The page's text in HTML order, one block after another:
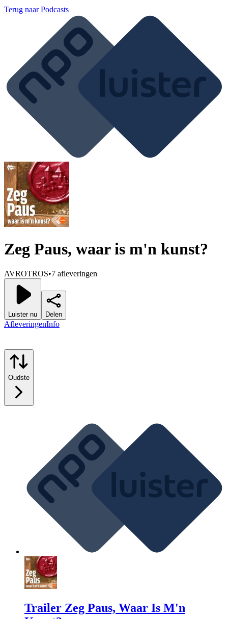
Terug naarPodcasts
Zeg Paus, waar is m'n kunst?
AVROTROS•7 afleveringen
Luister nu Delen
AfleveringenInfo
Oudste
Trailer Zeg Paus, Waar Is M'n